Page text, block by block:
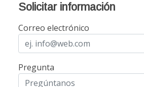
Solicitar información
Correo electrónico
Pregunta